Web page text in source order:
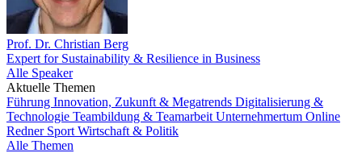
Prof. Dr. Christian Berg
Expert for Sustainability & Resilience in Business
Alle Speaker
Aktuelle Themen
Führung Innovation, Zukunft & Megatrends Digitalisierung &
Technologie Teambildung & Teamarbeit Unternehmertum Online
Redner Sport Wirtschaft & Politik
Alle Themen